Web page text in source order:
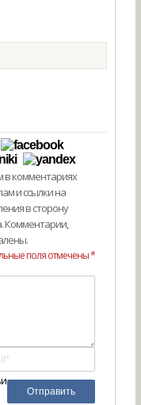
комментариях
и ссылки на
в сторону
Комментарии,
поля отмечены *